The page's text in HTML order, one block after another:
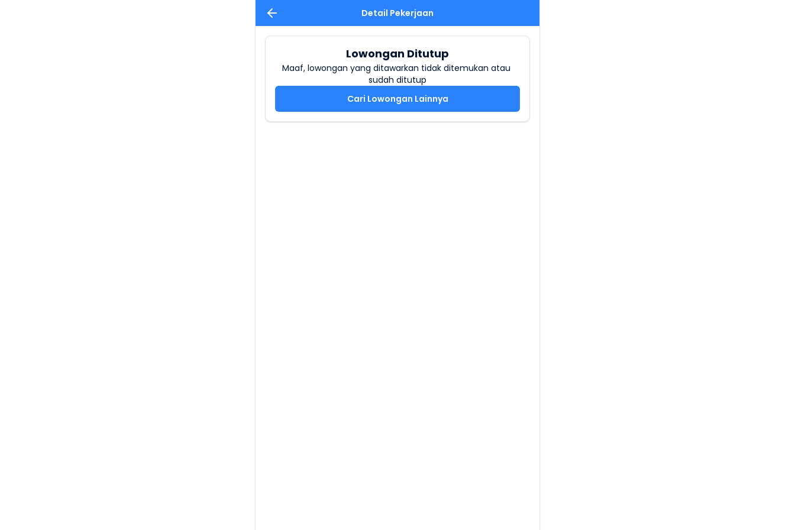
Detail Pekerjaan
Lowongan Ditutup
Maaf, lowongan yang ditawarkan tidak ditemukan atau
sudah ditutup
Cari Lowongan Lainnya